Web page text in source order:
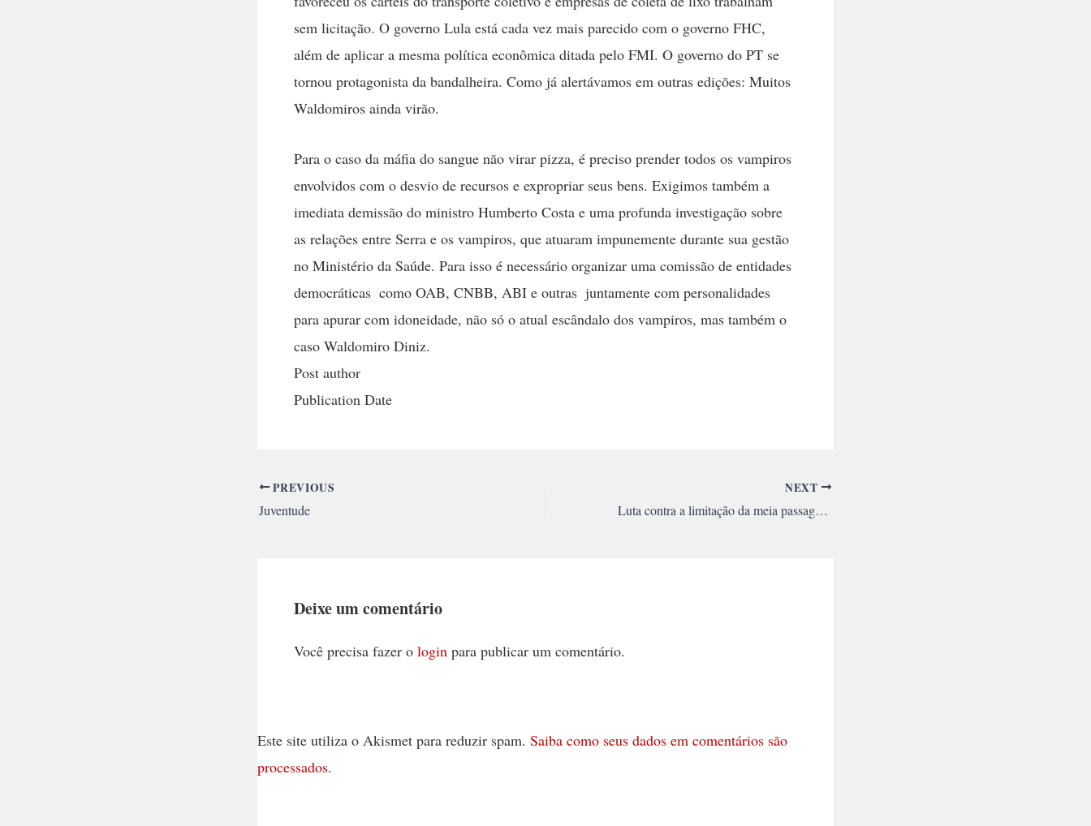
sem licitação. O governo Lula está cada vez mais parecido com o governo FHC,
além de aplicar a mesma política econômica ditada pelo FMI. O governo do PT se
tornou protagonista da bandalheira. Como já alertávamos em outras edições: Muitos
Waldomiros ainda virão.
Para o caso da máfia do sangue não virar pizza, é preciso prender todos os vampiros
envolvidos com o desvio de recursos e expropriar seus bens. Exigimos também a
imediata demissão do ministro Humberto Costa e uma profunda investigação sobre
as relações entre Serra e os vampiros, que atuaram impunemente durante sua gestão
no Ministério da Saúde. Para isso é necessário organizar uma comissão de entidades
democráticas  como OAB, CNBB, ABI e outras  juntamente com personalidades
para apurar com idoneidade, não só o atual escândalo dos vampiros, mas também o
caso Waldomiro Diniz.
Post author
Publication Date
PREVIOUS
Juventude
NEXT
Luta contra a limitação da meia passagem pega fogo em Fortaleza
Deixe um comentário
Você precisa fazer o login para publicar um comentário.
Este site utiliza o Akismet para reduzir spam. Saiba como seus dados em comentários são
processados.